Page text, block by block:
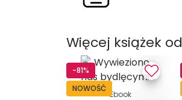
Więcej książek od
-81%
NOWOŚĆ
Ebook